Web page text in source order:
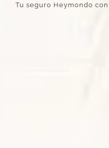
Tu seguro Heymondo